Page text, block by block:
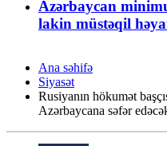
Azərbaycan
lakin müstəqil
Ana səhifə
Siyasət
Rusiyanın hökumət
Azərbaycana səfər